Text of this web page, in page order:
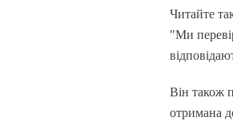
Читайте
"Ми
Він також
отримана